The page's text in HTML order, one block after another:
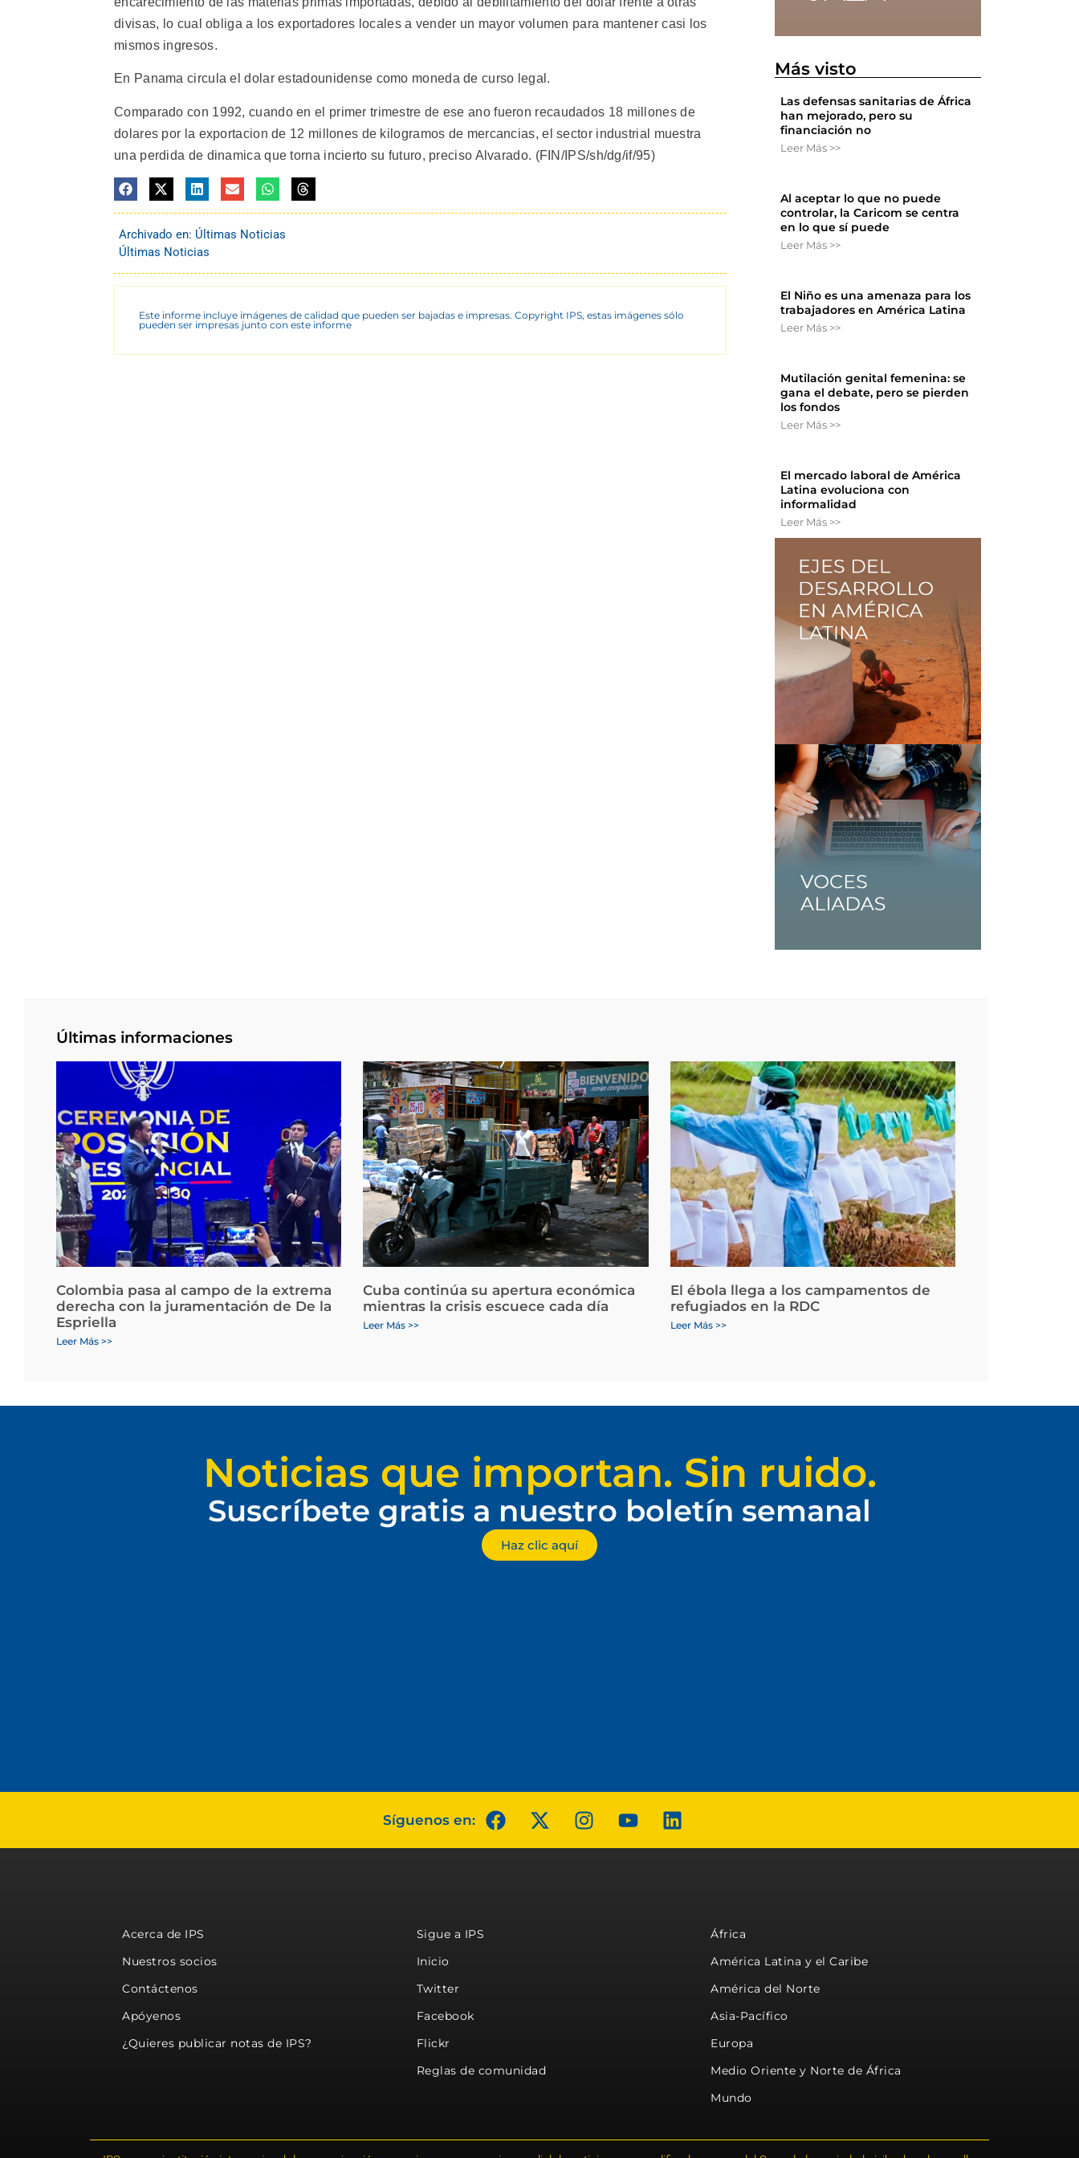
divisas, lo cual obliga a los exportadores locales a vender un mayor volumen para mantener casi los
mismos ingresos.
En Panama circula el dolar estadounidense como moneda de curso legal.
Comparado con 1992, cuando en el primer trimestre de ese ano fueron recaudados 18 millones de
dolares por la exportacion de 12 millones de kilogramos de mercancias, el sector industrial muestra
una perdida de dinamica que torna incierto su futuro, preciso Alvarado. (FIN/IPS/sh/dg/if/95)
Archivado en: Últimas Noticias
Últimas Noticias
Este informe incluye imágenes de calidad que pueden ser bajadas e impresas. Copyright IPS, estas imágenes sólo
pueden ser impresas junto con este informe
Más visto
Las defensas sanitarias de África
han mejorado, pero su
financiación no
Leer Más >>
Al aceptar lo que no puede
controlar, la Caricom se centra
en lo que sí puede
Leer Más >>
El Niño es una amenaza para los
trabajadores en América Latina
Leer Más >>
Mutilación genital femenina: se
gana el debate, pero se pierden
los fondos
Leer Más >>
El mercado laboral de América
Latina evoluciona con
informalidad
Leer Más >>
Últimas informaciones
Colombia pasa al campo de la extrema
derecha con la juramentación de De la
Espriella
Leer Más >>
Cuba continúa su apertura económica
mientras la crisis escuece cada día
Leer Más >>
El ébola llega a los campamentos de
refugiados en la RDC
Leer Más >>
Noticias que importan. Sin ruido.
Suscríbete gratis a nuestro boletín semanal
Haz clic aquí
Síguenos en:
Acerca de IPS
Nuestros socios
Contáctenos
Apóyenos
¿Quieres publicar notas de IPS?
Sigue a IPS
Inicio
Twitter
Facebook
Flickr
Reglas de comunidad
África
América Latina y el Caribe
América del Norte
Asia-Pacífico
Europa
Medio Oriente y Norte de África
Mundo